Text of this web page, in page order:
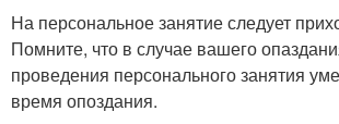
На персональное занятие следует
Помните, что в случае вашего
проведения персонального занятия
время опоздания.